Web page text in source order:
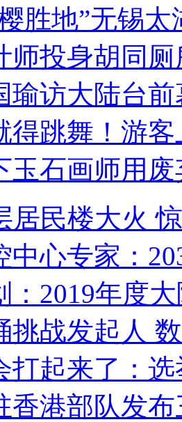
胜地”无锡
师投身胡同
瑜访大陆台
得跳舞！游客
玉石画师用
居民楼大火
中心专家：
：2019年度
挑战发起人
打起来了：
香港部队发